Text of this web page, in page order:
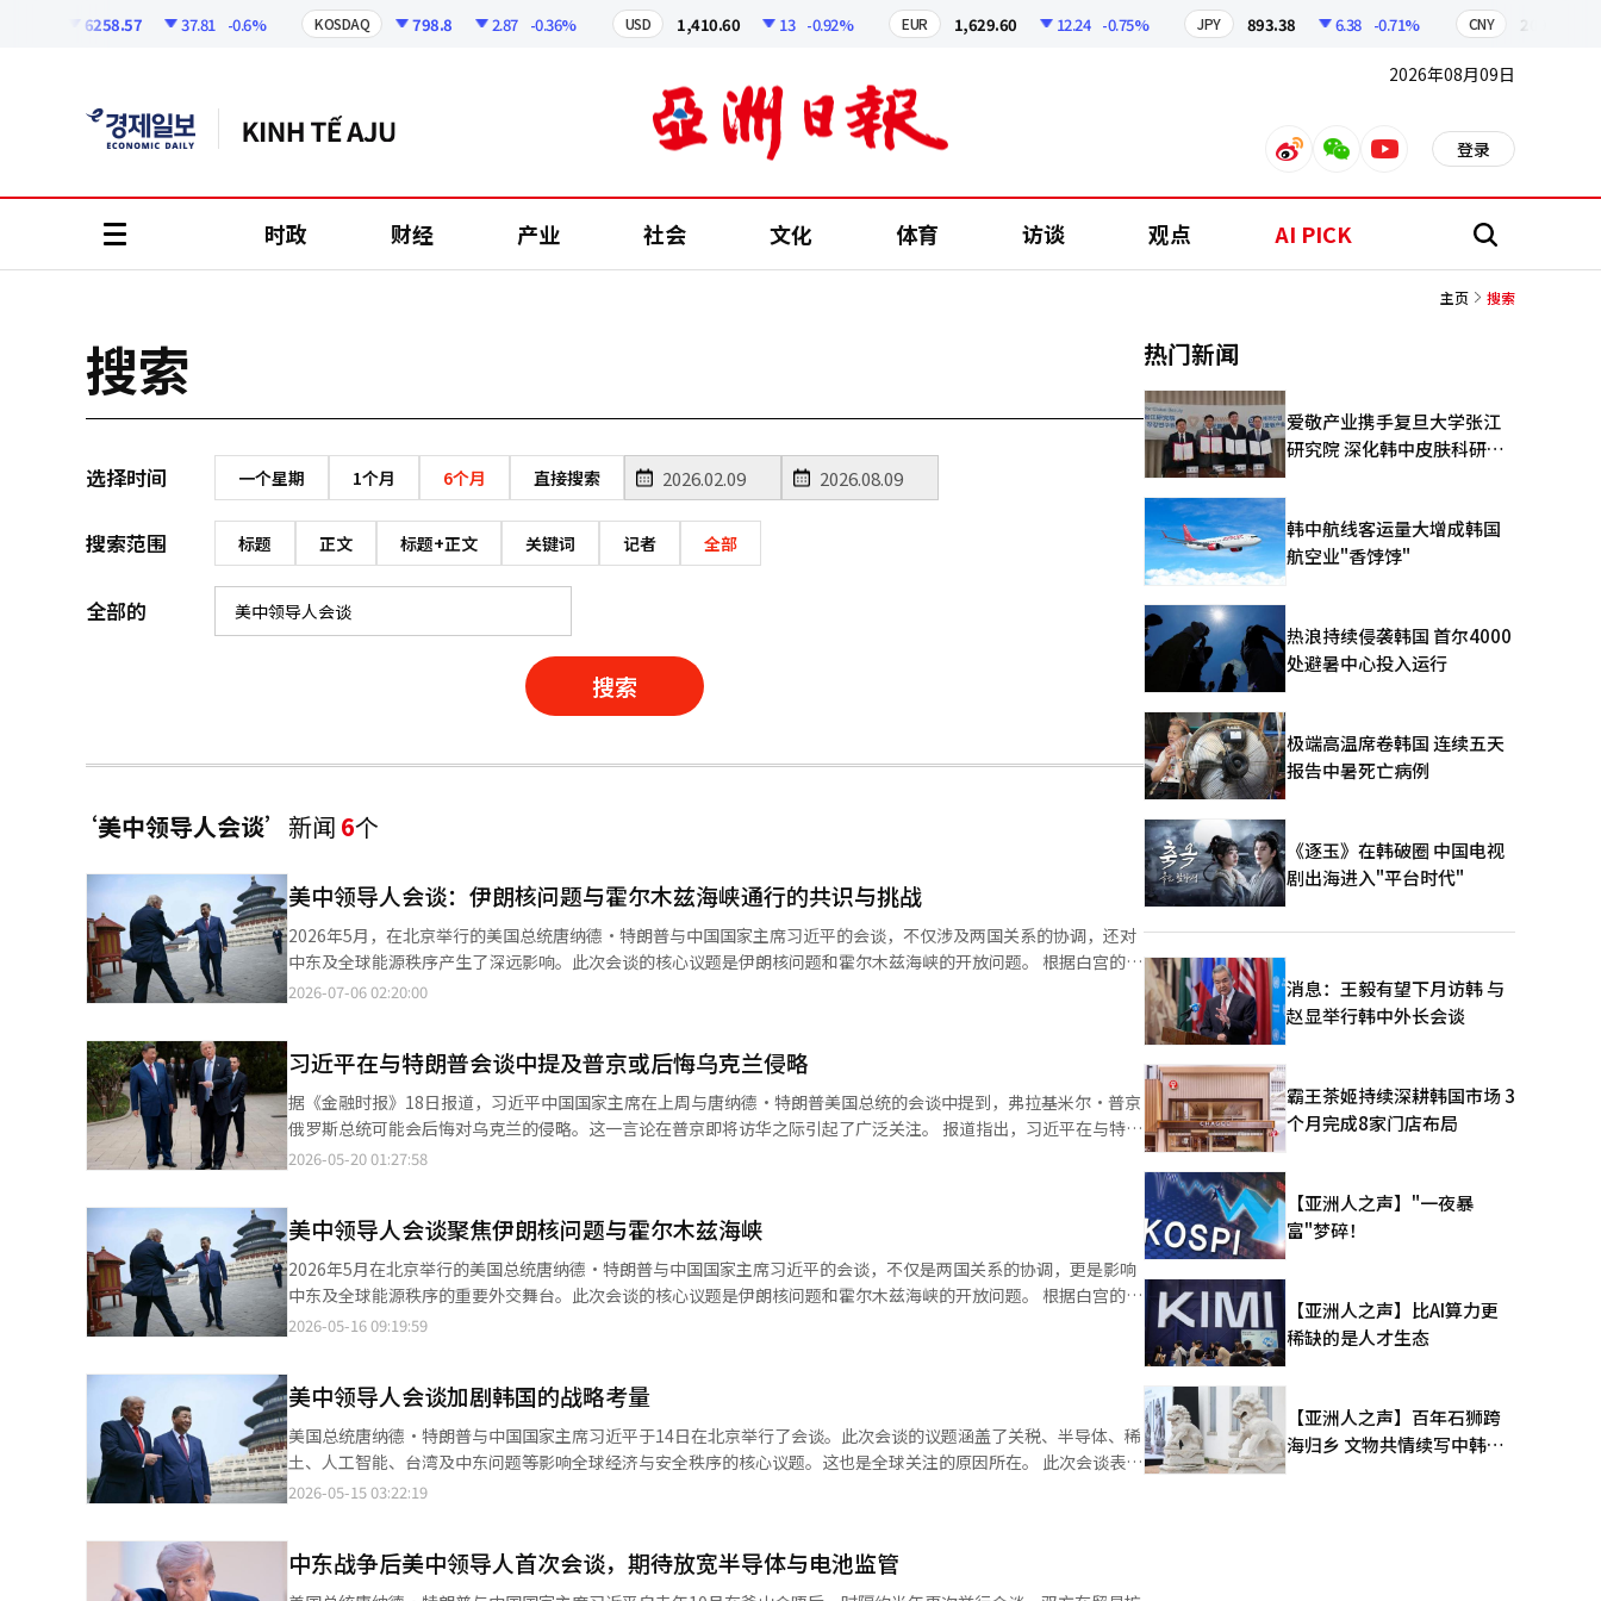
6258.57 37.81 -0.6% KOSDAQ 798.8 2.87 -0.36% USD 1,410.60 13 -0.92% EUR 1,629.60 12.24 -0.75% JPY 893.38 6.38 -0.71% CNY 209.17
2026年08月09日
weiboweixinyoutube 登录
时政 财经 产业 社会 文化 体育 访谈 观点 AI PICK 搜
主页 搜索
搜索
选择时间 一个星期 1个月 6个月 直接搜索
搜索范围 标题 正文 标题+正文 关键词 记者 全部
全部的
搜索
‘美中领导人会谈’ 新闻 6个
美中领导人会谈：伊朗核问题与霍尔木兹海峡通行的共识与挑战
2026年5月，在北京举行的美国总统唐纳德·特朗普与中国国家主席习近平的会谈，不仅涉及两国关系的协调，还对
中东及全球能源秩序产生了深远影响。此次会谈的核心议题是伊朗核问题和霍尔木兹海峡的开放问题。 根据白宫的声
明，两国领导人达成共识，认为“伊朗绝不应拥有核武器”，并强调“霍尔木兹海峡必须保持开放，以保障国际能源
调“对伊朗核武器的零容忍”和“霍尔木兹海峡的完全开放”，而中国则保持非常谨慎的态度。中国外交部仅确认中
东问题是会谈议程之一，并未正式提及美国所强调的“对伊朗核武器的零容忍”。关于霍尔木兹海峡的问题，中国的
表态也仅停留在“立场一致且明确”的原则层面。 这种微妙的温差显示出美中两国在同一桌上却有着截然不同的战略
考量。对美国来说，霍尔木兹海峡不仅是中东的一条海峡，更是全球能源供应链的核心，影响着国际油价、全球通
胀、海上物流和金融市场的稳定。尤其是持续的伊朗战争导致国际油价上涨和美国国内通胀压力加大，这对特朗普政
国期待的关键变量正是中国对伊朗的影响力。中国是全球最大的原油进口国，也是伊朗原油的主要买家。美国希望中
国能够对伊朗施加一定压力，以缓解霍尔木兹海峡的紧张局势。实际上，在此次会谈中，习近平主席对扩大美国原油
和液化天然气的进口表现出了兴趣。这不仅仅是能源交易层面的问题，中国希望在分散对霍尔木兹海峡的依赖的同
时，获得与美国的经济谈判筹码。扩大对美国能源的进口可能成为美中贸易冲突缓解的一个安全阀。 然而，中国按照
美国期望的方式行动的可能性仍然不高。这是因为中伊关系早已超越了简单的原油交易，成为战略伙伴关系。两国关
安与中亚、波斯的丝绸之路不仅是贸易路线，更是文明的动脉。如今，中国将其重新诠释为现代版丝绸之路的“一带
一路”战略，而伊朗正是其中的核心支柱之一。地理上，伊朗是连接中东、中央亚洲、俄罗斯和欧洲的战略门户。对
中国而言，伊朗是减少对美国海军主导的海上控制网络依赖、扩大陆上供应链所必需的战略伙伴。 特别是两国在
2021年签署的为期25年的长期战略合作协议，显著加强了在能源、基础设施、金融和军事领域的合作。中国实际上
是伊朗原油的最大客户，而伊朗则通过中国的技术和资本，在美国制裁下继续维持经济生存。美国制裁导致西方资本
生命线之一。 因此，中国同样不希望霍尔木兹海峡被全面封锁。问题在于“希望以何种方式开放”。美国希望建立基
于国际法的完全自由航行体制，而伊朗则希望在其安全控制下，允许有限和选择性的通行。实际上，最近伊朗已对包
2026-07-06 02:20:00
习近平在与特朗普会谈中提及普京或后悔乌克兰侵略
据《金融时报》18日报道，习近平中国国家主席在上周与唐纳德·特朗普美国总统的会谈中提到，弗拉基米尔·普京
俄罗斯总统可能会后悔对乌克兰的侵略。这一言论在普京即将访华之际引起了广泛关注。 报道指出，习近平在与特朗
普的会谈中讨论多个议题时提及乌克兰战争，并表达了这样的看法。尽管乌克兰战争已经持续超过四年，但由于乌克
·拜登的会谈中曾进行“坦诚直接”的对话，但并未对普京及乌克兰战争作出评判。 美国在拜登政府期间曾指责中国
向俄罗斯提供双重用途的物资。虽然特朗普政府也曾以相同理由批评中国，但这种批评的频率有所减少。《金融时
报》对此进行了说明。 值得注意的是，习近平的这一发言正值普京即将于本周访问中国之际。普京计划于19日至20
日访问中国，并于20日与习近平举行会谈。普京在18日的视频讲话中表示：“俄罗斯和中国在国家统一和主权保护等
广泛问题上准备相互支持”，对访华表示期待。普京在2022年俄罗斯对乌克兰侵略前的三周也曾访问中国，并与习近
合作应对国际刑事法院（ICC）。特朗普长期以来批评ICC，认为其无视美国的主权和司法权。此外，普京目前也正面
临ICC发出的逮捕令。※ 本报道经人工智能（AI）系统翻译与编辑。
2026-05-20 01:27:58
美中领导人会谈聚焦伊朗核问题与霍尔木兹海峡
2026年5月在北京举行的美国总统唐纳德·特朗普与中国国家主席习近平的会谈，不仅是两国关系的协调，更是影响
中东及全球能源秩序的重要外交舞台。此次会谈的核心议题是伊朗核问题和霍尔木兹海峡的开放问题。 根据白宫的声
明，双方领导人一致认为“伊朗绝不能拥有核武器”，并强调“霍尔木兹海峡必须保持开放，以确保国际能源供
强调“对伊朗核武器的零容忍”和“霍尔木兹海峡的完全开放”，而中国则保持了非常谨慎的态度。中国外交部仅确
认中东问题是会谈议程之一，并未正式提及美国所强调的“对伊朗核武器的零容忍”。霍尔木兹海峡的问题也仅停留
在“中方的立场是一贯且明确的”的原则层面。 这种微妙的温差最终显示出美中两国在同一桌上却有着截然不同的战
略考量。对美国而言，霍尔木兹海峡不仅仅是一个中东海峡，而是全球能源供应链的心脏，影响着国际油价、全球通
胀、海上物流和金融市场的稳定。尤其是持续的伊朗战争导致国际油价上涨和美国国内通胀压力加大，这对特朗普政
中，美国期待的关键变量正是中国对伊朗的影响力。中国是全球最大的原油进口国，也是伊朗原油的主要购买国。美
国希望中国能对伊朗施加一定压力，以缓解霍尔木兹海峡的紧张局势。实际上，在此次会谈中，习近平主席对扩大美
2026-05-16 09:19:59
美中领导人会谈加剧韩国的战略考量
美国总统唐纳德·特朗普与中国国家主席习近平于14日在北京举行了会谈。此次会谈的议题涵盖了关税、半导体、稀
土、人工智能、台湾及中东问题等影响全球经济与安全秩序的核心议题。这也是全球关注的原因所在。 此次会谈表面
上聚焦于关系稳定与冲突管理。美中两国已在一定期限内相互减免关税，进入所谓的“关税休战”状态。中国放宽了
应链不安与通货膨胀的冲击。中国在经济放缓与出口萎缩的背景下，也需要调节与美国的冲突强度。双方并非因为想
减少冲突而会晤，而是为了管理更大冲突成本而坐到一起。 特别值得关注的是人工智能与高科技问题。美国将半导体
2026-05-15 03:22:19
中东战争后美中领导人首次会谈，期待放宽半导体与电池监管
热门新闻
爱敬产业携手复旦大学张江
研究院 深化韩中皮肤科研合
韩中航线客运量大增成韩国
航空业"香饽饽"
热浪持续侵袭韩国 首尔4000
处避暑中心投入运行
极端高温席卷韩国 连续五天
报告中暑死亡病例
《逐玉》在韩破圈 中国电视
剧出海进入"平台时代"
消息：王毅有望下月访韩 与
赵显举行韩中外长会谈
霸王茶姬持续深耕韩国市场 3
个月完成8家门店布局
【亚洲人之声】"一夜暴
富"梦碎！
【亚洲人之声】比AI算力更
稀缺的是人才生态
【亚洲人之声】百年石狮跨
海归乡 文物共情续写中韩人